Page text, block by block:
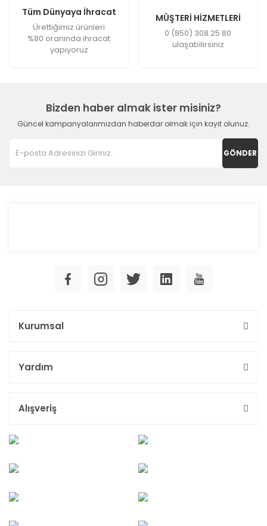
Tüm Dünyaya İhracat
Ürettiğimiz ürünleri
%80 oranında ihracat
yapıyoruz
MÜŞTERİ HİZMETLERİ
0 (850) 308 25 80
ulaşabilirsiniz
Bizden haber almak ister misiniz?
Güncel kampanyalarımızdan haberdar olmak için kayıt olunuz.
GÖNDER
Kurumsal
Yardım
Alışveriş